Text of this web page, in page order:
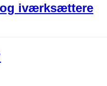
iværksættere